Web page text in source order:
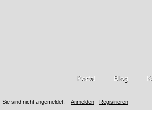
Sie sind nicht angemeldet. Anmelden Registrieren
Portal Blog